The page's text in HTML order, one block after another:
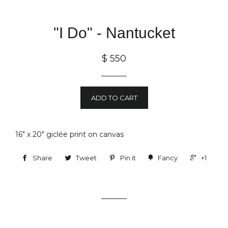
"I Do" - Nantucket
$ 550
ADD TO CART
16" x 20" giclée print on canvas
Share Tweet Pin it Fancy +1